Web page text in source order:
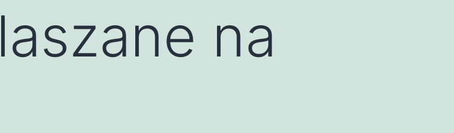
na